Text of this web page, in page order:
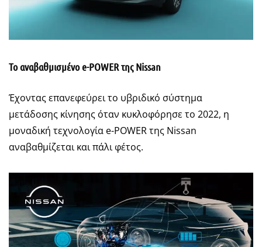
Το αναβαθμισμένο e-POWER της Nissan
Έχοντας επανεφεύρει το υβριδικό σύστημα
μετάδοσης κίνησης όταν κυκλοφόρησε το 2022, η
μοναδική τεχνολογία e-POWER της Nissan
αναβαθμίζεται και πάλι φέτος.